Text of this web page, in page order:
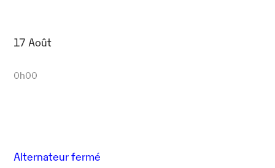
17 Août
0h00
Alternateur fermé